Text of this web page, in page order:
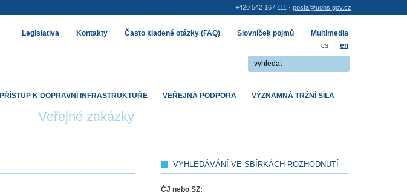
Veřejné zakázky
VYHLEDÁVÁNÍ VE SBÍRKÁCH ROZHODNUTÍ
ČJ nebo SZ:
PŘÍSTUP K DOPRAVNÍ INFRASTRUKTUŘE VEŘEJNÁ PODPORA VÝZNAMNÁ TRŽNÍ SÍLA
Legislativa Kontakty Často kladené otázky (FAQ) Slovníček pojmů
Multimedia
cs
| en
+420 542 167 111 · posta@uohs.gov.cz